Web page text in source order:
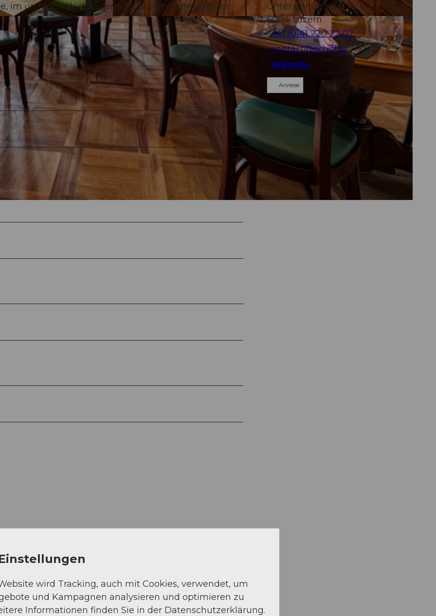
© Luzern Tourismus, Gabriel Ammon | CC-BY-NC-ND
im urchigen Wirtskeller oder auf der gemütlichen
Unter der Egg 8
6004Luzern
+41 (0)41 220 22 02
contact@schiff.lu
Website
Anreise
wird Tracking, auch mit Cookies, verwendet, um
und Kampagnen analysieren und optimieren zu
Informationen finden Sie in der Datenschutzerklärung.